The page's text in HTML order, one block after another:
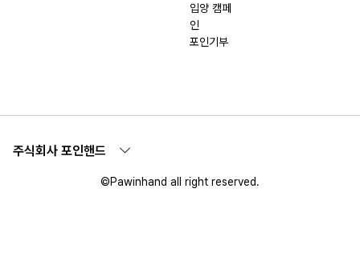
입양 캠페
인
포인기부
주식회사 포인핸드
©Pawinhand all right reserved.